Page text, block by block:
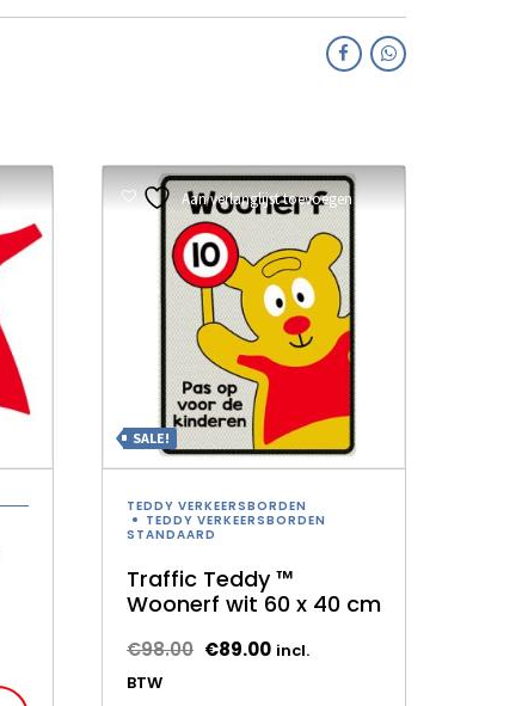
SALE!
TEDDY VERKEERSBORDEN
TEDDY VERKEERSBORDEN
STANDAARD
Traffic Teddy ™
Woonerf wit 60 x 40 cm
€98.00 Oorspronkelijke
€89.00Huidige
incl.
BTW
Aan verlanglijst toevoegen